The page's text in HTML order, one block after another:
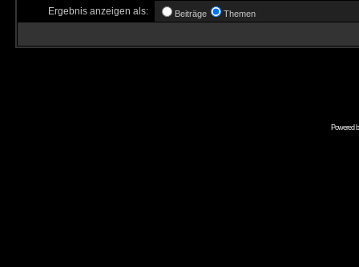
Ergebnis anzeigen als: Beiträge Themen
Powered